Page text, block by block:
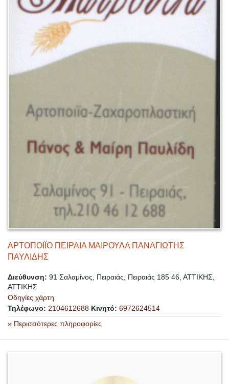
ΑΡΤΟΠΟΙΪΟ ΠΕΙΡΑΙΑ ΜΑΙΡΟΥΛΑ ΠΑΝΑΓΙΩΤΗΣ
ΠΑΥΛΙΔΗΣ
Διεύθυνση: 91 Σαλαμίνος, Πειραιάς, Πειραιάς 185 46, ΑΤΤΙΚΗΣ,
ΑΤΤΙΚΗΣ
Οδηγίες χάρτη
Τηλέφωνο: 2104612688 Κινητό: 6972624514
» Περισσότερες πληροφορίες